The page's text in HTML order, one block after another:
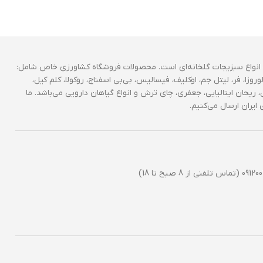
انواع سبزیجات گلخانه‌ای است. محصولات فروشگاه کشاورزی خاص شامل:
فر، لیتل جم، اوکلیف، فیسالیس، بی‌بی اسفناج، روکولا، کلم کیل،
ریحان ایتالیایی، جعفری، چای ترش و انواع گیاهان دارویی می‌باشد. ما
ارسال می‌کنیم.